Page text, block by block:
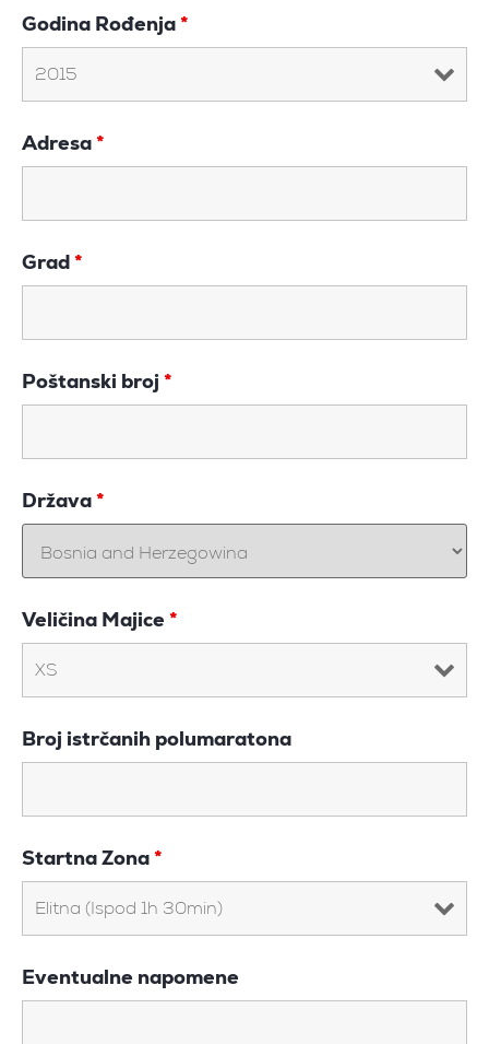
Godina Rođenja*
Adresa*
Grad*
Poštanski broj*
Država*
Veličina Majice *
Broj istrčanih polumaratona
Startna Zona*
Eventualne napomene